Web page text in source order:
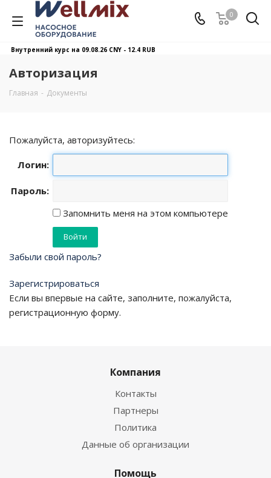
0
Внутренний курс на 09.08.26 CNY - 12.4 RUB
Авторизация
Главная - Документы
Пожалуйста, авторизуйтесь:
Логин:
Пароль:
Запомнить меня на этом компьютере
Забыли свой пароль?
Зарегистрироваться
Если вы впервые на сайте, заполните, пожалуйста,
регистрационную форму.
Компания
Контакты
Партнеры
Политика
Данные об организации
Помощь